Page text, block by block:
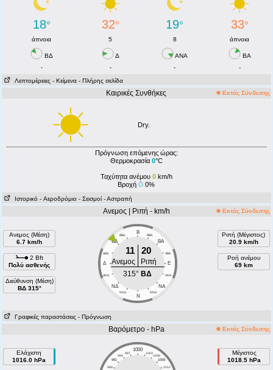
18° 32° 19° 33°
άπνοια 5 8 άπνοια
ΒΔ Δ ANA
ΒA
-
- -
-
Λεπτομέρειες - Κείμενα - Πλήρης σελίδα
Καιρικές Συνθήκες Εκτός Σύνδεσης
Dry.
Πρόγνωση επόμενης ώρας:
Θερμοκρασία 0°C
Ταχύτητα ανέμου 0km/h
Βροχή
0%
Ιστορικό - Aεροδρόμιο - Σεισμοί - Αστραπή
Ανεμος | Ριπή - km/h Εκτός Σύνδεσης
Ανεμος (Μέση)
6.7 km/h
2 Bft
Πολύ ασθενής
Διεύθυνση (Μέση)
ΒΔ 315°
Β
ΒΒΔ ΒΒΑ
ΒΔ ΒA
ΔΒΔ AΒA
Δ E
ΔΝΔ ANA
ΝΔ NA
ΝΝΔ NNA
N
11 20
Ανεμος
Ριπή
315° ΒΔ
Ριπή (Μέγιστος)
20.9 km/h
Ροή ανέμου
69 km
Γραφικές παραστάσεις - Πρόγνωση
Βαρόμετρο - hPa Εκτός Σύνδεσης
Ελάχιστη
1016.0 hPa
1000
997 1003
994
1006
991
1009
988
1012
Μέγιστος
1018.5 hPa